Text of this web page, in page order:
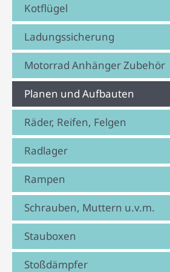
Kotflügel
Ladungssicherung
Motorrad Anhänger Zubehör
Planen und Aufbauten
Räder, Reifen, Felgen
Radlager
Rampen
Schrauben, Muttern u.v.m.
Stauboxen
Stoßdämpfer